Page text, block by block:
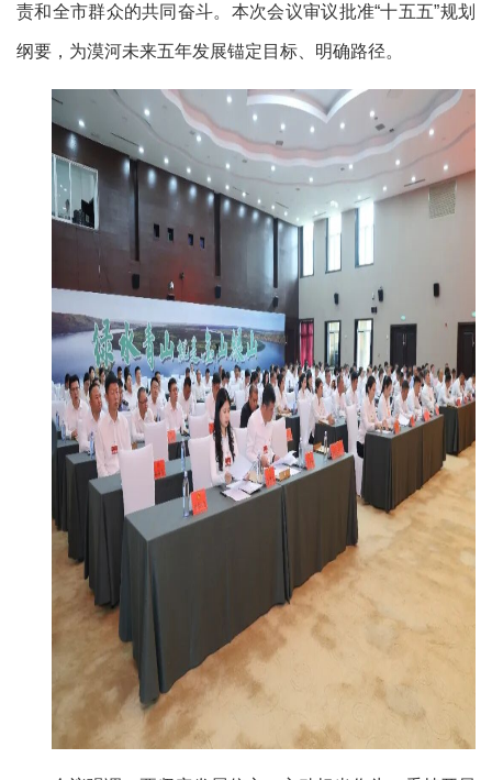
责和全市群众的共同奋斗。本次会议审议批准“十五五”规划
纲要，为漠河未来五年发展锚定目标、明确路径。